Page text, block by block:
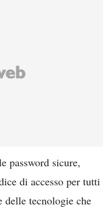
password sicure,
di accesso per tutti
delle tecnologie che